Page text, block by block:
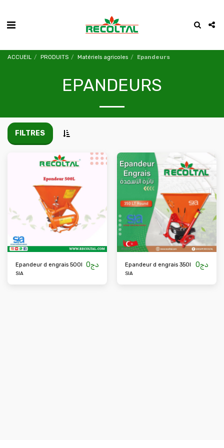
ACCUEIL PRODUITS Matériels agricoles Epandeurs
EPANDEURS
FILTRES
Epandeur d engrais 500l 0دج
SIA
Epandeur d engrais 350l 0دج
SIA